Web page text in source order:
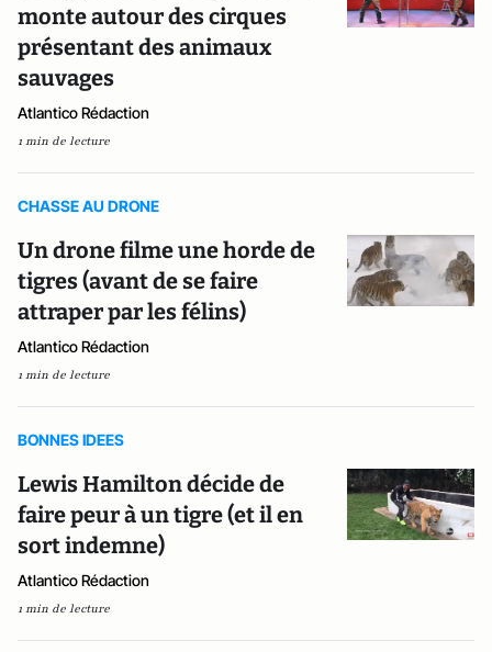
monte autour des cirques
présentant des animaux
sauvages
Atlantico Rédaction
1 min de lecture
CHASSE AU DRONE
Un drone filme une horde de
tigres (avant de se faire
attraper par les félins)
Atlantico Rédaction
1 min de lecture
BONNES IDEES
Lewis Hamilton décide de
faire peur à un tigre (et il en
sort indemne)
Atlantico Rédaction
1 min de lecture